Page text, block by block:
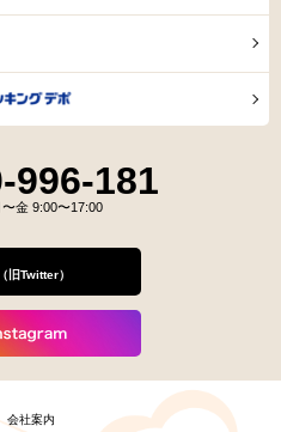
996-181
〜金 9:00〜17:00
旧Twitter）
会社案内